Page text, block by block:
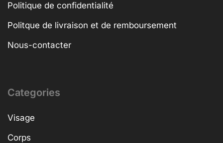
Politique de confidentialité
Politque de livraison et de remboursement
Nous-contacter
Categories
Visage
Corps